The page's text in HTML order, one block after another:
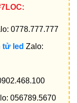
0778.777.777
tử led Zalo:
056789.5670